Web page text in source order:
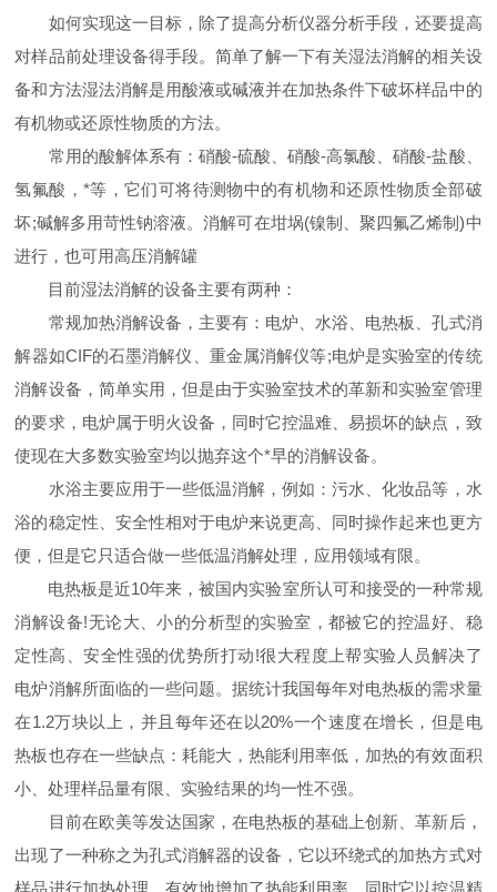
如何实现这一目标，除了提高分析仪器分析手段，还要提高
对样品前处理设备得手段。简单了解一下有关湿法消解的相关设
备和方法湿法消解是用酸液或碱液并在加热条件下破坏样品中的
有机物或还原性物质的方法。
常用的酸解体系有：硝酸-硫酸、硝酸-高氯酸、硝酸-盐酸、
氢氟酸，*等，它们可将待测物中的有机物和还原性物质全部破
坏;碱解多用苛性钠溶液。消解可在坩埚(镍制、聚四氟乙烯制)中
进行，也可用高压消解罐
目前湿法消解的设备主要有两种：
常规加热消解设备，主要有：电炉、水浴、电热板、孔式消
解器如CIF的石墨消解仪、重金属消解仪等;电炉是实验室的传统
消解设备，简单实用，但是由于实验室技术的革新和实验室管理
的要求，电炉属于明火设备，同时它控温难、易损坏的缺点，致
使现在大多数实验室均以抛弃这个*早的消解设备。
水浴主要应用于一些低温消解，例如：污水、化妆品等，水
浴的稳定性、安全性相对于电炉来说更高、同时操作起来也更方
便，但是它只适合做一些低温消解处理，应用领域有限。
电热板是近10年来，被国内实验室所认可和接受的一种常规
消解设备!无论大、小的分析型的实验室，都被它的控温好、稳
定性高、安全性强的优势所打动!很大程度上帮实验人员解决了
电炉消解所面临的一些问题。据统计我国每年对电热板的需求量
在1.2万块以上，并且每年还在以20%一个速度在增长，但是电
热板也存在一些缺点：耗能大，热能利用率低，加热的有效面积
小、处理样品量有限、实验结果的均一性不强。
目前在欧美等发达国家，在电热板的基础上创新、革新后，
出现了一种称之为孔式消解器的设备，它以环绕式的加热方式对
样品进行加热处理，有效地增加了热能利用率，同时它以控温精